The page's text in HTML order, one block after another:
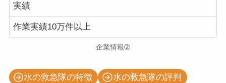
実績
作業実績10万件以上
企業情報➁
水の救急隊の特徴
水の救急隊の評判